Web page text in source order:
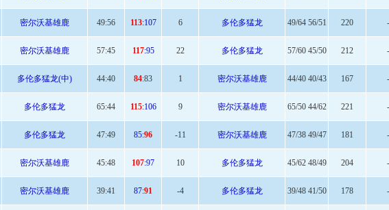
密尔沃基雄鹿 49:56 113:107 6 多伦多猛龙 49/64 56/51 220 -
密尔沃基雄鹿 57 :45 117:95 22 多伦多猛龙 57/60 45/50 212 -
多伦多猛龙(中) 44:40 84:83 1 密尔沃基雄鹿 44/40 40/43 167 -
多伦多猛龙 65:44 115:106 9 密尔沃基雄鹿 65/50 44/62 221 -
多伦多猛龙 47:49 85:96 -11 密尔沃基雄鹿 47/38 49/47 181 -
密尔沃基雄鹿 45:48 107:97 10 多伦多猛龙 45/62 48/49 204 -
密尔沃基雄鹿 39:41 87:91 -4 多伦多猛龙 39/48 41/50 178 -